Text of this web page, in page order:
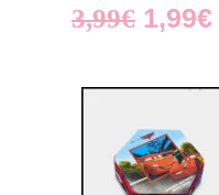
3,99€ El
era:
1,99€